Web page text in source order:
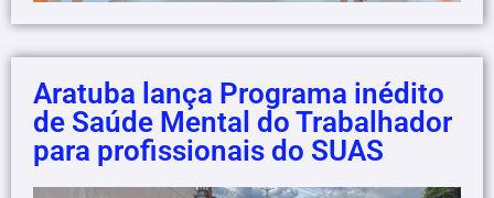
Aratuba lança Programa inédito
de Saúde Mental do Trabalhador
para profissionais do SUAS